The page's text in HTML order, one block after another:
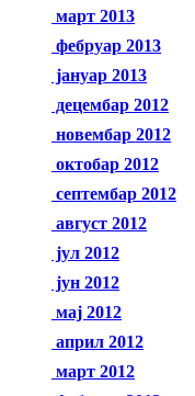
март 2013
фебруар 2013
јануар 2013
децембар 2012
новембар 2012
октобар 2012
септембар 2012
август 2012
јул 2012
јун 2012
мај 2012
април 2012
март 2012